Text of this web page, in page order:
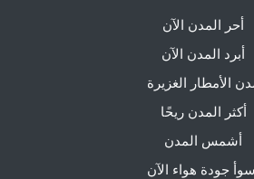
أحر المدن الآن
أبرد المدن الآن
الأمطار الغزيرة
أكثر المدن ريحًا
أشمس المدن
جودة هواء الآن